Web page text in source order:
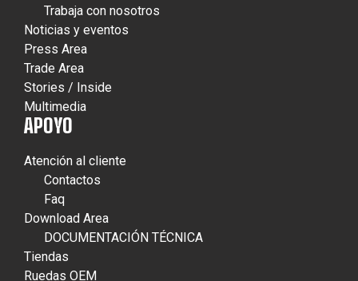
Trabaja con nosotros
Noticias y eventos
Press Area
Trade Area
Stories / Inside
Multimedia
APOYO
Atención al cliente
Contactos
Faq
Download Area
DOCUMENTACIÓN TÉCNICA
Tiendas
Ruedas OEM